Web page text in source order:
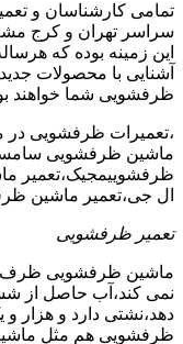
تمامی کارشناسان و
سراسر تهران و کرج
این زمینه بوده که
آشنایی با محصولات
ظرفشویی شما خواهند
،تعمیرات ظرفشویی در
ماشین ظرفشویی
ظرفشوییمجیک،تعمیر
ال جی،تعمیر ماشین
تعمیر ظرفشویی
ماشین ظرفشویی ظرف
نمی کند،آب حاصل از
دهد،نشتی دارد و هزار
ظرفشویی هم مثل